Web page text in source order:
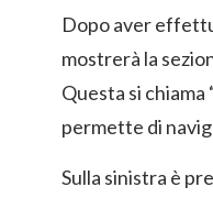
Dopo aver
mostrerà la
Questa si chiama
permette di
Sulla sinistra è